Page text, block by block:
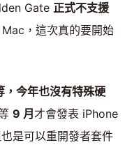
Gate 正式不支援
，這次真的要開始
今年也沒有特殊硬
9 月 才會發表 iPhone
是可以重開發者套件